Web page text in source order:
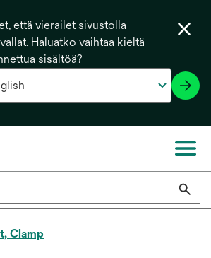
että vierailet sivustolla
Haluatko vaihtaa kieltä
sisältöä?
Clamp